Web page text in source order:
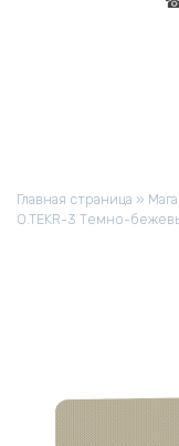
Главная страница »
O.TEKR-3 Темно-